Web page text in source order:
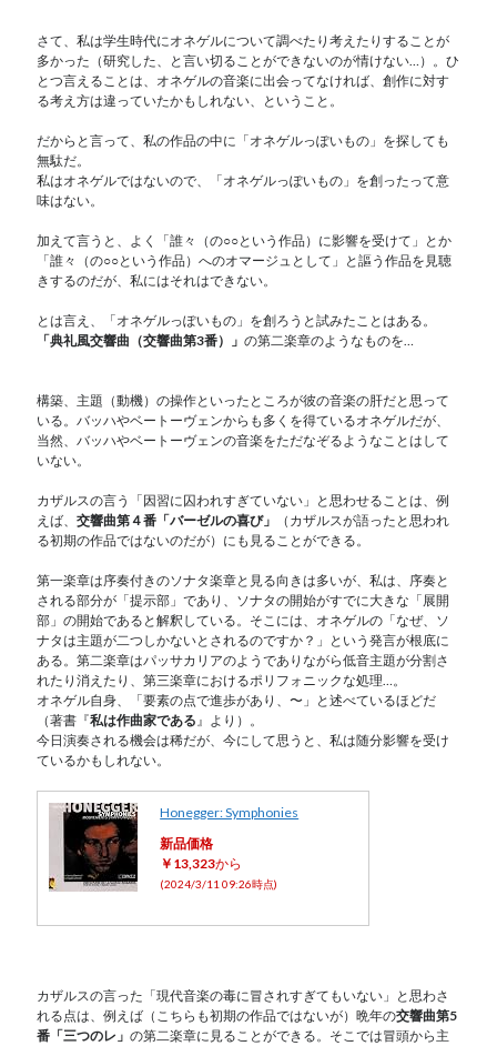
さて、私は学生時代にオネゲルについて調べたり考えたりすることが
多かった（研究した、と言い切ることができないのが情けない…）。ひ
とつ言えることは、オネゲルの音楽に出会ってなければ、創作に対す
る考え方は違っていたかもしれない、ということ。
だからと言って、私の作品の中に「オネゲルっぽいもの」を探しても
無駄だ。
私はオネゲルではないので、「オネゲルっぽいもの」を創ったって意
味はない。
加えて言うと、よく「誰々（の○○という作品）に影響を受けて」とか
「誰々（の○○という作品）へのオマージュとして」と謳う作品を見聴
きするのだが、私にはそれはできない。
とは言え、「オネゲルっぽいもの」を創ろうと試みたことはある。
「典礼風交響曲（交響曲第3番）」の第二楽章のようなものを…
構築、主題（動機）の操作といったところが彼の音楽の肝だと思って
いる。バッハやベートーヴェンからも多くを得ているオネゲルだが、
当然、バッハやベートーヴェンの音楽をただなぞるようなことはして
いない。
カザルスの言う「因習に囚われすぎていない」と思わせることは、例
えば、交響曲第４番「バーゼルの喜び」
（カザルスが語ったと思われ
る初期の作品ではないのだが）にも見ることができる。
第一楽章は序奏付きのソナタ楽章と見る向きは多いが、私は、序奏と
される部分が「提示部」であり、ソナタの開始がすでに大きな「展開
部」の開始であると解釈している。そこには、オネゲルの「なぜ、ソ
ナタは主題が二つしかないとされるのですか？」という発言が根底に
ある。第二楽章はパッサカリアのようでありながら低音主題が分割さ
れたり消えたり、第三楽章におけるポリフォニックな処理…。
オネゲル自身、「要素の点で進歩があり、〜」と述べているほどだ
（著書『私は作曲家である』より）。
今日演奏される機会は稀だが、今にして思うと、私は随分影響を受け
ているかもしれない。
Honegger: Symphonies
新品価格
￥13,323から
(2024/3/11 09:26時点)
カザルスの言った「現代音楽の毒に冒されすぎてもいない」と思わさ
れる点は、例えば（こちらも初期の作品ではないが）晩年の交響曲第5
番「三つのレ」の第二楽章に見ることができる。そこでは冒頭から主